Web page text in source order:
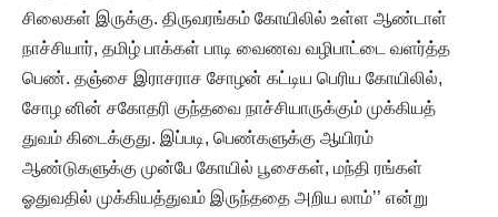
சிலைகள் இருக்கு. திருவரங்கம் கோயிலில் உள்ள ஆண்டாள்
நாச்சியார், தமிழ் பாக்கள் பாடி வைணவ வழிபாட்டை வளர்த்த
பெண். தஞ்சை இராசராச சோழன் கட்டிய பெரிய கோயிலில்,
சோழ னின் சகோதரி குந்தவை நாச்சியாருக்கும் முக்கியத்
துவம் கிடைக்குது. இப்படி, பெண்களுக்கு ஆயிரம்
ஆண்டுகளுக்கு முன்பே கோயில் பூசைகள், மந்தி ரங்கள்
ஓதுவதில் முக்கியத்துவம் இருந்ததை அறிய லாம்’’ என்று